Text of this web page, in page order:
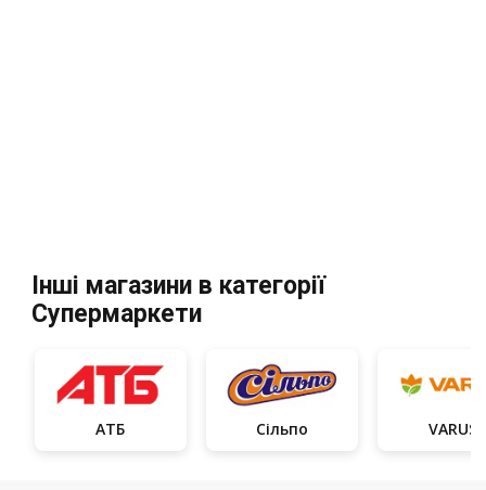
Інші магазини в категорії
Супермаркети
АТБ Сільпо VARUS